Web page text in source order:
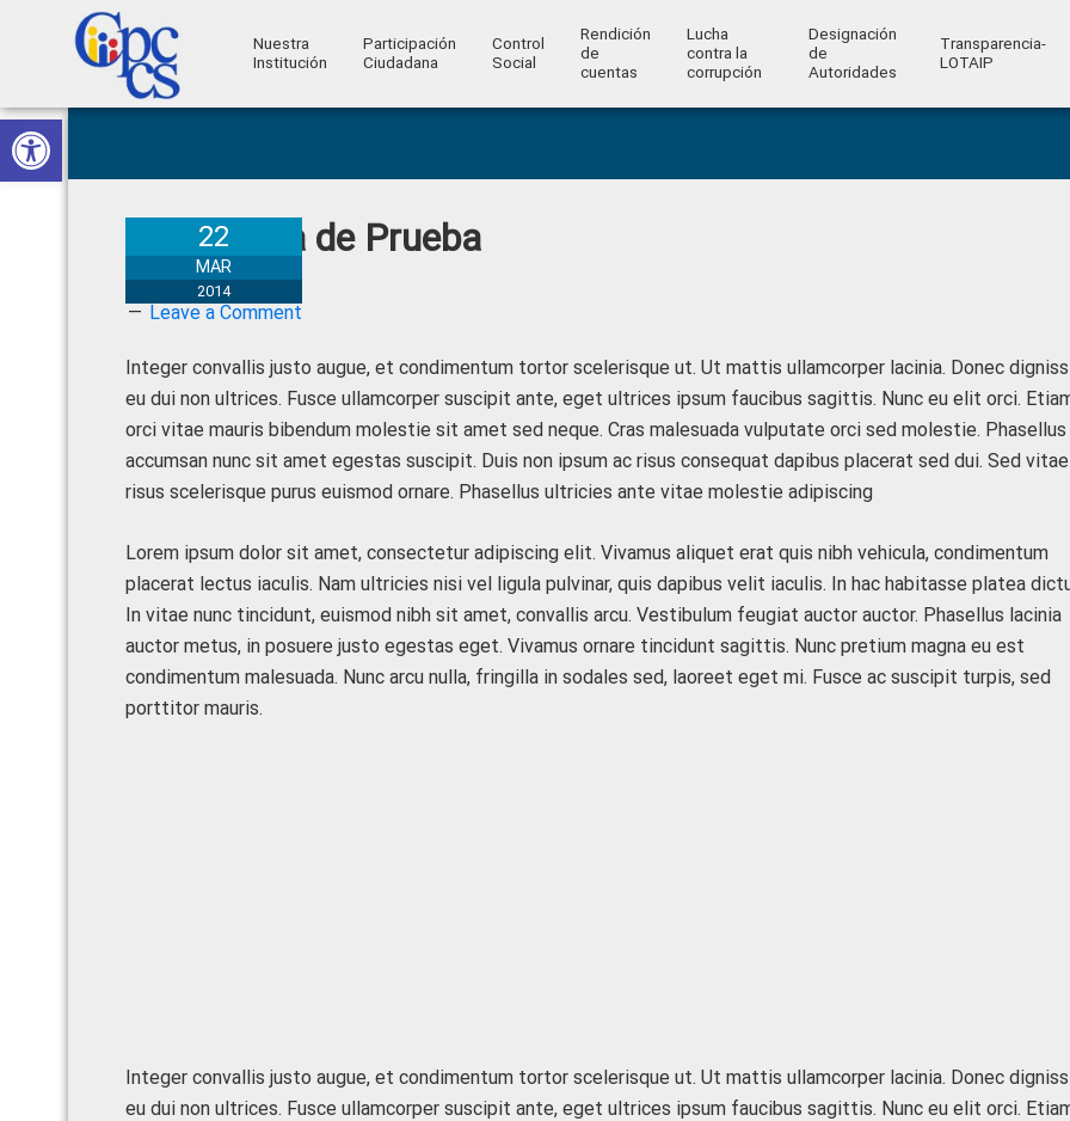
Abrir barra de herramientas
Skip
to
primary
Skip
to
main
Skip
to
primary
Skip
to
footer
Ciudadana
Control
Social
Ciudadano
Nuestra
Institución
Participación
Ciudadana
Control
Social
Rendición
de
cuentas
Lucha
contra la
corrupción
Designación
de
Autoridades
Transparencia-
LOTAIP
Noticia de Prueba
22
MAR
2014
Leave a Comment
Integer convallis justo augue, et condimentum tortor scelerisque ut. Ut mattis ullamcorper lacinia. Donec
eu dui non ultrices. Fusce ullamcorper suscipit ante, eget ultrices ipsum faucibus sagittis. Nunc eu elit orci.
orci vitae mauris bibendum molestie sit amet sed neque. Cras malesuada vulputate orci sed molestie. Phasellus
accumsan nunc sit amet egestas suscipit. Duis non ipsum ac risus consequat dapibus placerat sed dui. Sed vitae
risus scelerisque purus euismod ornare. Phasellus ultricies ante vitae molestie adipiscing
Lorem ipsum dolor sit amet, consectetur adipiscing elit. Vivamus aliquet erat quis nibh vehicula, condimentum
placerat lectus iaculis. Nam ultricies nisi vel ligula pulvinar, quis dapibus velit iaculis. In hac habitasse platea
In vitae nunc tincidunt, euismod nibh sit amet, convallis arcu. Vestibulum feugiat auctor auctor. Phasellus lacinia
auctor metus, in posuere justo egestas eget. Vivamus ornare tincidunt sagittis. Nunc pretium magna eu est
condimentum malesuada. Nunc arcu nulla, fringilla in sodales sed, laoreet eget mi. Fusce ac suscipit turpis, sed
porttitor mauris.
Integer convallis justo augue, et condimentum tortor scelerisque ut. Ut mattis ullamcorper lacinia. Donec
eu dui non ultrices. Fusce ullamcorper suscipit ante, eget ultrices ipsum faucibus sagittis. Nunc eu elit orci.